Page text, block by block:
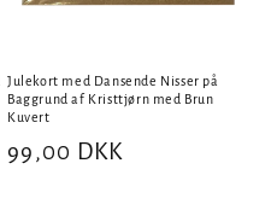
Julekort med Dansende Nisser på
Baggrund af Kristtjørn med Brun
Kuvert
Normalpris
99,00 DKK